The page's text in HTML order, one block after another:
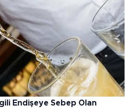
Endişeye Sebep Olan